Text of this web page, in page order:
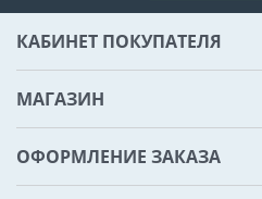
КАБИНЕТ ПОКУПАТЕЛЯ
МАГАЗИН
ОФОРМЛЕНИЕ ЗАКАЗА